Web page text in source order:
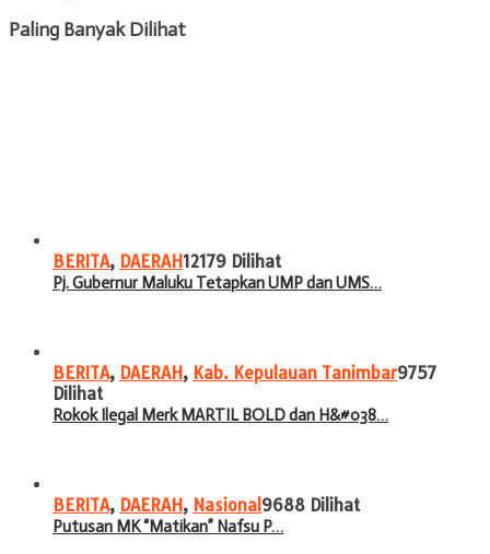
Paling Banyak Dilihat
BERITA, DAERAH12179 Dilihat
Pj. Gubernur Maluku Tetapkan UMP dan UMS…
BERITA, DAERAH, Kab. Kepulauan Tanimbar9757
Dilihat
Rokok Ilegal Merk MARTIL BOLD dan H&#038…
BERITA, DAERAH, Nasional 9688 Dilihat
Putusan MK “Matikan” Nafsu P…